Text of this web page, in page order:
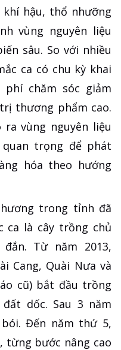
hậu, thổ nhưỡng
vùng nguyên liệu
sâu. So với nhiều
ca có chu kỳ khai
phí chăm sóc giảm
thương phẩm cao.
vùng nguyên liệu
trọng để phát
hóa theo hướng
trong tỉnh đã
ca là cây trồng chủ
Từ năm 2013,
Cang, Quài Nưa và
cũ) bắt đầu trồng
dốc. Sau 3 năm
Đến năm thứ 5,
từng bước nâng cao